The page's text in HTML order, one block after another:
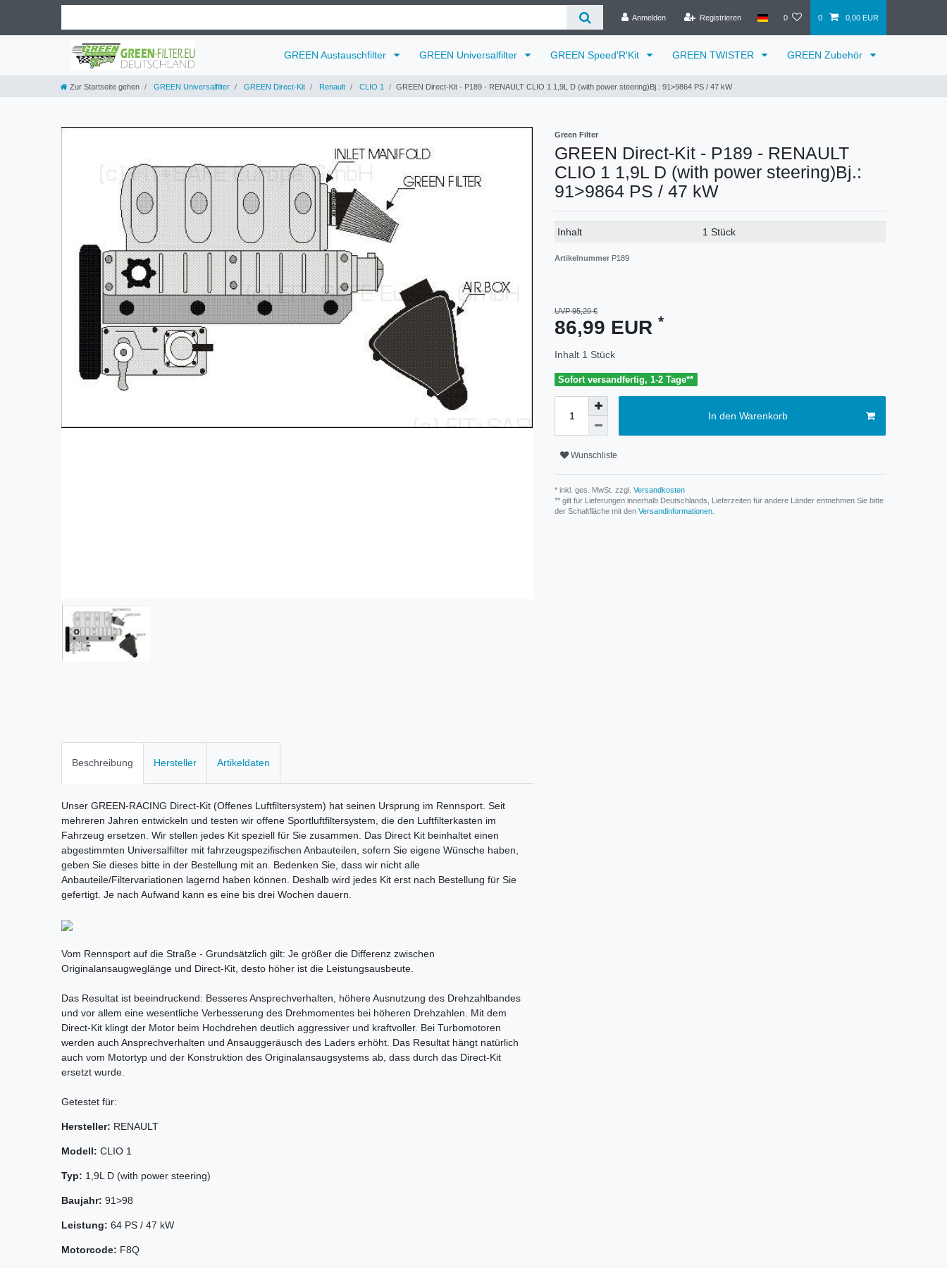
Anmelden Registrieren 0 0 0,00 EUR
GREEN Austauschfilter GREEN Universalfilter GREEN Speed'R'Kit GREEN TWISTER GREEN Zubehör
Zur Startseite gehen GREEN Universalfilter GREEN Direct-Kit Renault CLIO 1 GREEN Direct-Kit - P189 - RENAULT CLIO 1 1,9L D (with power steering)Bj.: 91>9864 PS / 47 kW
Green Filter
GREEN Direct-Kit - P189 - RENAULT
CLIO 1 1,9L D (with power steering)Bj.:
91>9864 PS / 47 kW
Technisches
Wert
Inhalt 1 Stück
Artikelnummer P189
UVP 95,20 €
86,99 EUR *
Inhalt 1 Stück
Sofort versandfertig, 1-2 Tage**
In den Warenkorb
Wunschliste
* inkl. ges. MwSt. zzgl.
Versandkosten
** gilt für Lieferungen innerhalb Deutschlands, Lieferzeiten für andere Länder entnehmen Sie bitte
der Schaltfläche mit den Versandinformationen
Beschreibung Hersteller Artikeldaten
Unser GREEN-RACING Direct-Kit (Offenes Luftfiltersystem) hat seinen Ursprung im Rennsport. Seit
mehreren Jahren entwickeln und testen wir offene Sportluftfiltersystem, die den Luftfilterkasten im
Fahrzeug ersetzen. Wir stellen jedes Kit speziell für Sie zusammen. Das Direct Kit beinhaltet einen
abgestimmten Universalfilter mit fahrzeugspezifischen Anbauteilen, sofern Sie eigene Wünsche haben,
geben Sie dieses bitte in der Bestellung mit an. Bedenken Sie, dass wir nicht alle
Anbauteile/Filtervariationen lagernd haben können. Deshalb wird jedes Kit erst nach Bestellung für Sie
gefertigt. Je nach Aufwand kann es eine bis drei Wochen dauern.
Vom Rennsport auf die Straße - Grundsätzlich gilt: Je größer die Differenz zwischen
Originalansaugweglänge und Direct-Kit, desto höher ist die Leistungsausbeute.
Das Resultat ist beeindruckend: Besseres Ansprechverhalten, höhere Ausnutzung des Drehzahlbandes
und vor allem eine wesentliche Verbesserung des Drehmomentes bei höheren Drehzahlen. Mit dem
Direct-Kit klingt der Motor beim Hochdrehen deutlich aggressiver und kraftvoller. Bei Turbomotoren
werden auch Ansprechverhalten und Ansauggeräusch des Laders erhöht. Das Resultat hängt natürlich
auch vom Motortyp und der Konstruktion des Originalansaugsystems ab, dass durch das Direct-Kit
ersetzt wurde.
Getestet für:
Hersteller: RENAULT
Modell: CLIO 1
Typ: 1,9L D (with power steering)
Baujahr: 91>98
Leistung: 64 PS / 47 kW
Motorcode: F8Q